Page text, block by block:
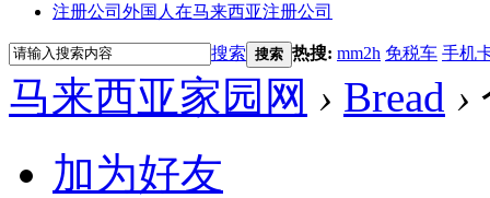
注册公司 外国人在马来西亚注册公司
搜索 搜索 热搜: mm2h 免税车 手机
马来西亚家园网 › Bread ›
加为好友